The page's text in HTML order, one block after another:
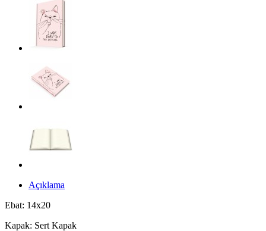
Açıklama
Ebat: 14x20
Kapak: Sert Kapak